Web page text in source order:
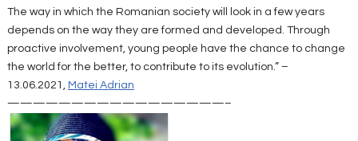
The way in which the Romanian society will look in a few years
depends on the way they are formed and developed. Through
proactive involvement, young people have the chance to change
the world for the better, to contribute to its evolution.” –
13.06.2021, Matei Adrian
—————————————————–